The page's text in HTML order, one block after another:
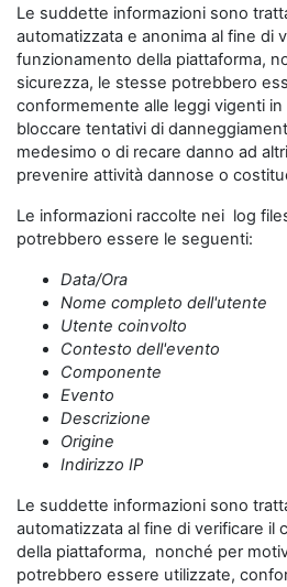
Le suddette informazioni sono
automatizzata e anonima al fine di
funzionamento della piattaforma,
sicurezza, le stesse potrebbero
conformemente alle leggi vigenti in
bloccare tentativi di
medesimo o di recare danno ad
prevenire attività dannose o
Le informazioni raccolte nei log
potrebbero essere le seguenti:
Data/Ora
Nome completo dell'utente
Utente coinvolto
Contesto dell'evento
Componente
Evento
Descrizione
Origine
Indirizzo IP
Le suddette informazioni sono
automatizzata al fine di verificare il
della piattaforma, nonché per
potrebbero essere utilizzate,